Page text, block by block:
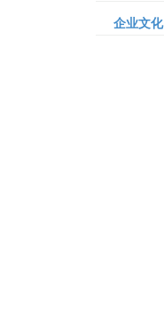
企业文化